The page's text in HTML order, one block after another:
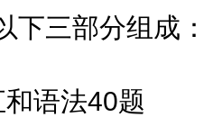
三部分组成
语法40题